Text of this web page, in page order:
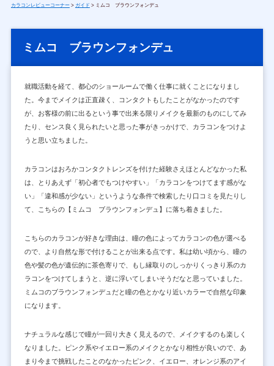
カラコンレビューコーナー> ガイド > ミムコ ブラウンフォンデュ
ミムコ ブラウンフォンデュ
就職活動を経て、都心のショールームで働く仕事に就くことになりまし
た。今までメイクは正直疎く、コンタクトもしたことがなかったのです
が、お客様の前に出るという事で出来る限りメイクを最新のものにしてみ
たり、センス良く見られたいと思った事がきっかけで、カラコンをつけよ
うと思い立ちました。
カラコンはおろかコンタクトレンズを付けた経験さえほとんどなかった私
は、とりあえず「初心者でもつけやすい」「カラコンをつけてます感がな
い」「違和感が少ない」というような条件で検索したり口コミを見たりし
て、こちらの【ミムコ ブラウンフォンデュ】に落ち着きました。
こちらのカラコンが好きな理由は、瞳の色によってカラコンの色が選べる
ので、より自然な形で付けることが出来る点です。私は幼い頃から、瞳の
色や髪の色が遺伝的に茶色寄りで、もし縁取りのしっかりくっきり系のカ
ラコンをつけてしまうと、逆に浮いてしまいそうだなと思っていました。
ミムコのブラウンフォンデュだと瞳の色とかなり近いカラーで自然な印象
になります。
ナチュラルな感じで瞳が一回り大きく見えるので、メイクするのも楽しく
なりました。ピンク系やイエロー系のメイクとかなり相性が良いので、あ
まり今まで挑戦したことのなかったピンク、イエロー、オレンジ系のアイ